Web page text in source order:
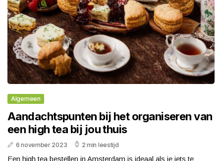
Algemeen
Aandachtspunten bij het organiseren van
een high tea bij jou thuis
6 november 2023 2 min leestijd
Een high tea bestellen in Amsterdam is ideaal als je iets te